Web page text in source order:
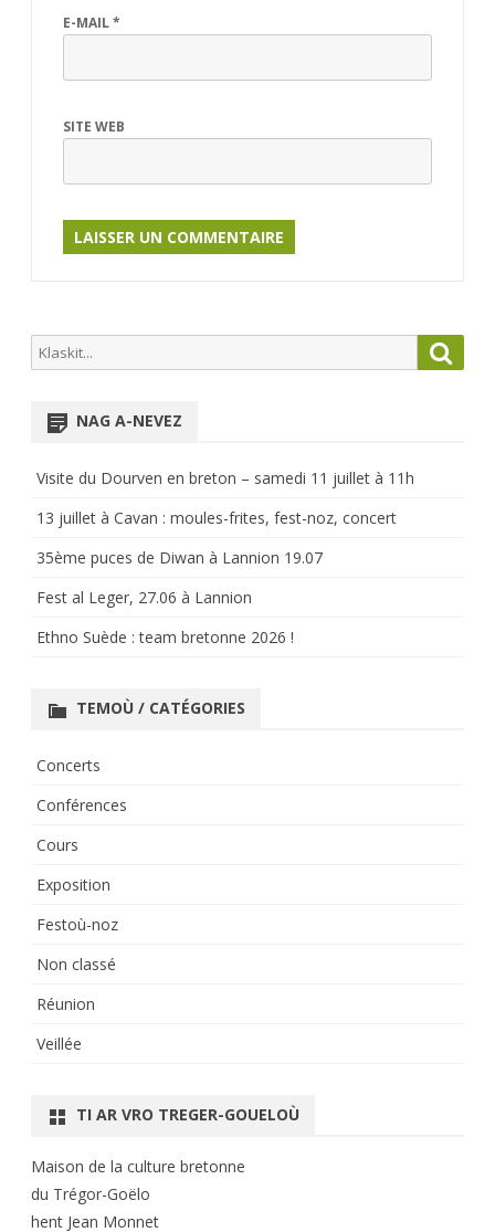
E-MAIL*
SITE WEB
Search
for:
NAG A-NEVEZ
Visite du Dourven en breton – samedi 11 juillet à 11h
13 juillet à Cavan : moules-frites, fest-noz, concert
35ème puces de Diwan à Lannion 19.07
Fest al Leger, 27.06 à Lannion
Ethno Suède : team bretonne 2026 !
TEMOÙ / CATÉGORIES
Concerts
Conférences
Cours
Exposition
Festoù-noz
Non classé
Réunion
Veillée
TI AR VRO TREGER-GOUELOÙ
Maison de la culture bretonne
du Trégor-Goëlo
hent Jean Monnet